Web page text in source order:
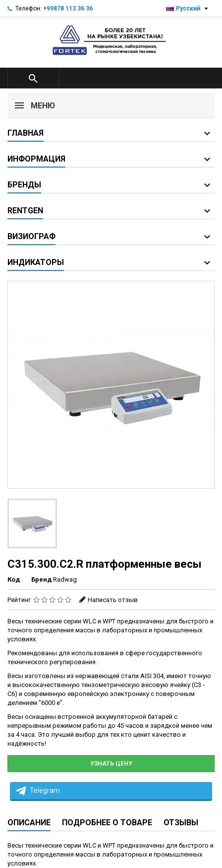
Телефон: +99878 113 36 36 Русский 

МЕНЮ
ГЛАВНАЯ
ИНФОРМАЦИЯ
БРЕНДЫ
RENTGEN
ВИЗИОГРАФ
ИНДИКАТОРЫ
C315.300.C2.R платформенные весы
Код Бренд Radwag
Рейтинг Написать отзыв
Весы технические серии WLC и WPT предназначены для быстрого и
точного определения массы в лабораторных и промышленных
условиях.
Рекомендованы для использования в сфере государственного
технического регулирования.
Весы изготовлены из нержавеющей стали AISI 304, имеют точную
и высококачественную тензометрическую весовую ячейку (С3 -
С6) и современную европейскую электронику с поверочным
делением "6000 е".
Весы оснащены встроенной аккумуляторной батарей с
непрерывным режимом работы до 45 часов и зарядкой менее чем
за 4 часа. Это лучший выбор для тех кто ценит качество и
надёжность!
УЗНАТЬ ЦЕНУ
Telegram
ОПИСАНИЕ ПОДРОБНЕЕ О ТОВАРЕ ОТЗЫВЫ
Весы технические серии WLC и WPT предназначены для быстрого и
точного определения массы в лабораторных и промышленных
условиях.